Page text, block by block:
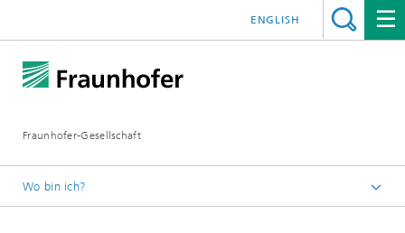
Fraunhofer-Gesellschaft
ENGLISH
Wo bin ich?